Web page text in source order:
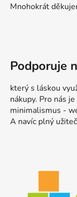
Mnohokrát
Podporuje
který s láskou
nákupy. Pro nás
minimalismus -
A navíc plný